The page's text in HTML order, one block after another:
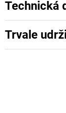
Technická
Trvale